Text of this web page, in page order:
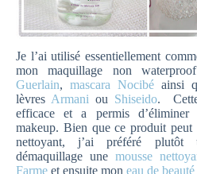
Je l’ai utilisé essentiellement
mon maquillage non
Guerlain,mascara Nocibé ainsi
lèvres Armani ou Shiseido. Cette
efficace et a permis d’éliminer
makeup. Bien que ce produit peut
nettoyant, j’ai préféré plutôt
démaquillage une mousse
Farme et ensuite mon eau de